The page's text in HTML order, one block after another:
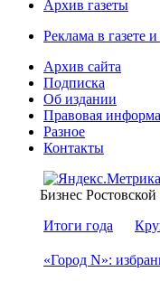
Архив газеты
Реклама в газете
Архив сайта
Подписка
Об издании
Правовая
Разное
Контакты
Бизнес
Итоги года
«Город N»: